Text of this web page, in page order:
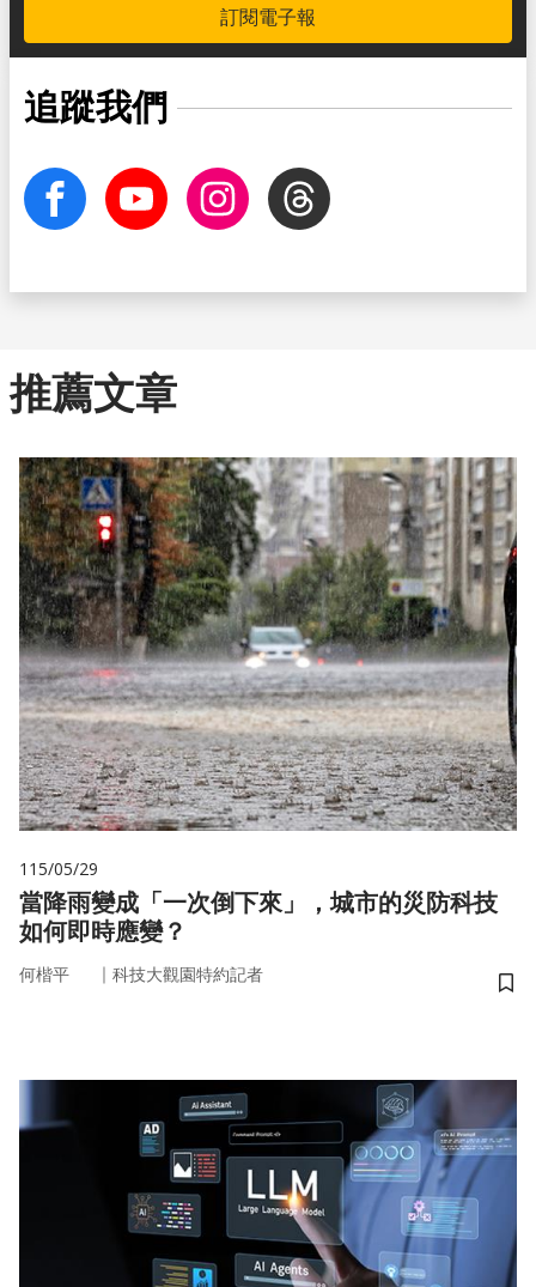
訂閱電子報
追蹤我們
facebook Youtube InstagramThreads
推薦文章
115/05/29
當降雨變成「一次倒下來」，城市的災防科技
如何即時應變？
何楷平 ｜ 科技大觀園特約記者
儲